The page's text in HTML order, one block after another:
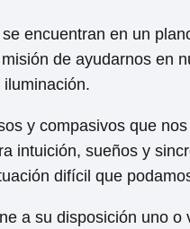
encuentran en un
de ayudarnos en
y compasivos que
intuición, sueños y
difícil que
a su disposición uno